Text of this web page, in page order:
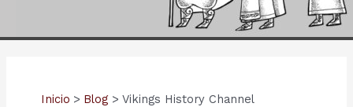
Inicio Blog Vikings History Channel